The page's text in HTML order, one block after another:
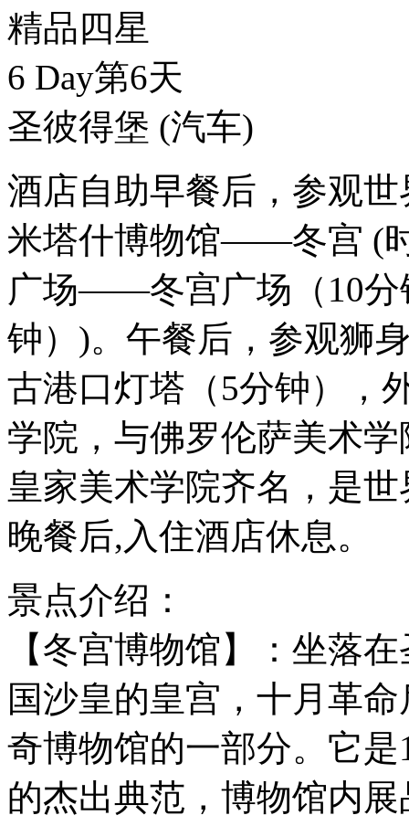
精品四星
6 Day第6天
圣彼得堡 (汽车)
酒店自助早餐后，参观
米塔什博物馆——冬宫 (
广场——冬宫广场（10分
钟）)。午餐后，参观狮
古港口灯塔（5分钟），
学院，与佛罗伦萨美术
皇家美术学院齐名，是
晚餐后,入住酒店休息。
景点介绍：
【冬宫博物馆】：坐落
国沙皇的皇宫，十月革
奇博物馆的一部分。它
的杰出典范，博物馆内